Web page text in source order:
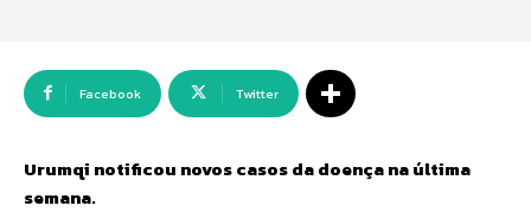
Facebook Twitter
Urumqi notificou novos casos da doença na última
semana.